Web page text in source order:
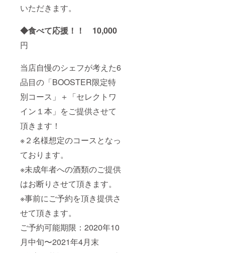
いただきます。
◆食べて応援！！ 10,000
円
当店自慢のシェフが考えた6
品目の「BOOSTER限定特
別コース」＋「セレクトワ
イン１本」をご提供させて
頂きます！
※２名様想定のコースとなっ
ております。
※未成年者への酒類のご提供
はお断りさせて頂きます。
※事前にご予約を頂き提供さ
せて頂きます。
ご予約可能期限：2020年10
月中旬〜2021年4月末